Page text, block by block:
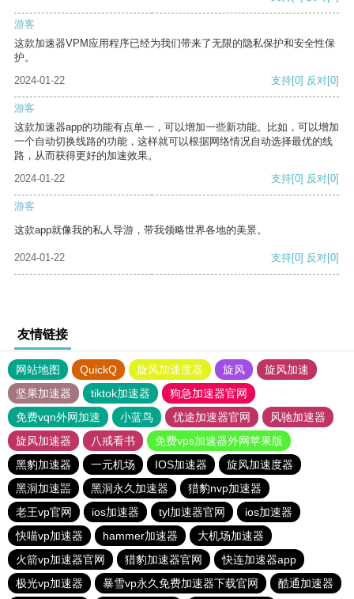
游客
这款加速器VPM应用程序已经为我们带来了无限的隐私保护和安全性保
护。
2024-01-22
支持[0] 反对[0]
游客
这款加速器app的功能有点单一，可以增加一些新功能。比如，可以增加
一个自动切换线路的功能，这样就可以根据网络情况自动选择最优的线
路，从而获得更好的加速效果。
2024-01-22
支持[0] 反对[0]
游客
这款app就像我的私人导游，带我领略世界各地的美景。
2024-01-22 支持[0] 反对[0]
友情链接
网站地图 QuickQ 旋风加速度器 旋风
旋风加速
坚果加速器
tiktok加速器
狗急加速器官网
免费vqn外网加速
小蓝鸟 优途加速器官网
风驰加速器
旋风加速器
八戒看书
免费vps加速器外网苹果版
黑豹加速器
一元机场 IOS加速器
旋风加速度器
黑洞加速噐
黑洞永久加速器
猎豹nvp加速器
老王vp官网
ios加速器 tyl加速器官网
ios加速器
快喵vp加速器
hammer加速器
大机场加速器
火箭vp加速器官网
猎豹加速器官网
快连加速器app
极光vp加速器
暴雪vp永久免费加速器下载官网 酷通加速器